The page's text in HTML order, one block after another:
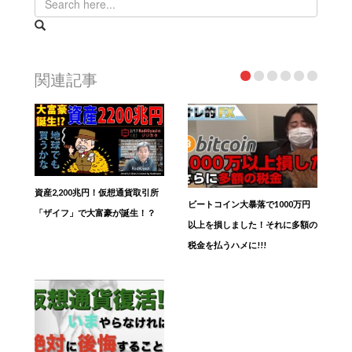
関連記事
資産2,200兆円！仮想通貨取引所
「ザイフ」で大富豪が誕生！？
ビートコイン大暴落で1000万円
以上を損しました！それに多額の
税金を払うハメに!!!